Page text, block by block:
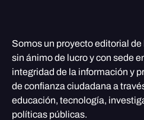
Somos un proyecto editorial de
sin ánimo de lucro y con sede
integridad de la información y
de confianza ciudadana a
educación, tecnología,
políticas públicas.